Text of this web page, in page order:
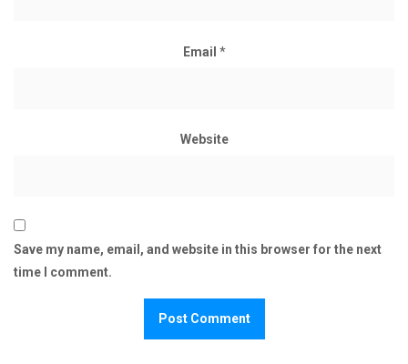
Email *
Website
Save my name, email, and website in this browser for the next
time I comment.